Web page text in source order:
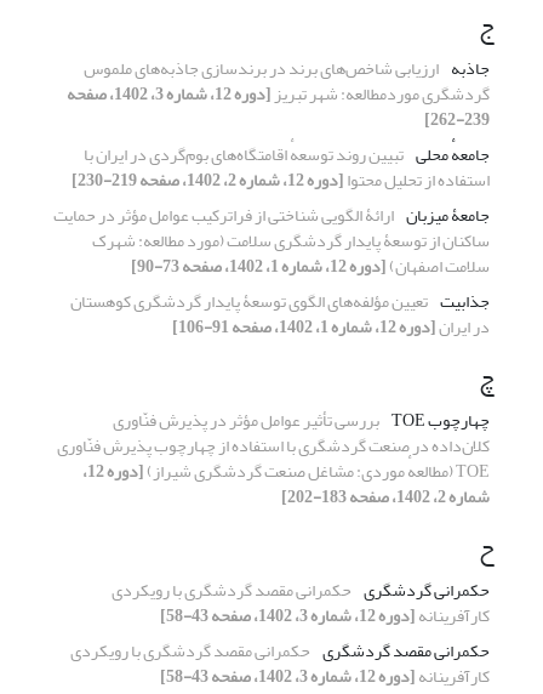
ج
جاذبه ارزیابی شاخص‌های برند در برندسازی جاذبه‌های ملموس
گردشگری موردمطالعه: شهر تبریز [دوره 12، شماره 3، 1402، صفحه
239-262]
جامعهٔ محلی تبیین روند توسعهٔ اقامتگاه‌های بوم‌گردی در ایران با
استفاده از تحلیل محتوا[دوره 12، شماره 2، 1402، صفحه 219-230]
جامعۀ میزبان ارائۀ الگویی شناختی از فراترکیب عوامل مؤثر در حمایت
ساکنان از توسعۀ پایدار گردشگری سلامت (مورد مطالعه: شهرک
سلامت اصفهان)[دوره 12، شماره 1، 1402، صفحه 73-90]
جذابیت تعیین مؤلفه‌های الگوی توسعۀ پایدار گردشگری کوهستان
در ایران[دوره 12، شماره 1، 1402، صفحه 91-106]
چ
چهارچوب TOE بررسی تأثیر عوامل مؤثر در پذیرش فنّاوری
کلان‌داده در صنعت گردشگری با استفاده از چهارچوب پذیرش فنّاوری
TOE (مطالعهٔ موردی: مشاغل صنعت گردشگری شیراز) [دوره 12،
شماره 2، 1402، صفحه 183-202]
ح
حکمرانی گردشگری حکمرانی مقصد گردشگری با رویکردی
کارآفرینانه[دوره 12، شماره 3، 1402، صفحه 43-58]
حکمرانی مقصد گردشگری حکمرانی مقصد گردشگری با رویکردی
کارآفرینانه[دوره 12، شماره 3، 1402، صفحه 43-58]